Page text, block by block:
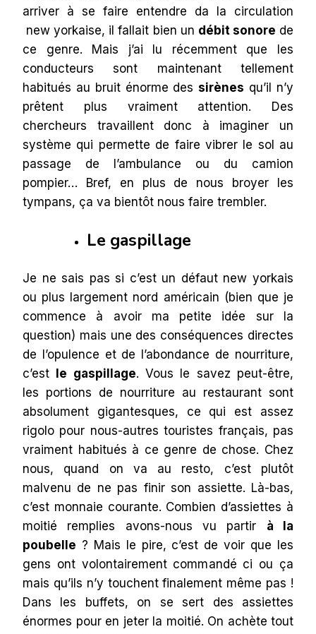
arriver à se faire entendre da la circulation
new yorkaise, il fallait bien un débit sonore de
ce genre. Mais j’ai lu récemment que les
conducteurs sont maintenant tellement
habitués au bruit énorme dessirènes qu’il n’y
prêtent plus vraiment attention. Des
chercheurs travaillent donc à imaginer un
système qui permette de faire vibrer le sol au
passage de l’ambulance ou du camion
pompier… Bref, en plus de nous broyer les
tympans, ça va bientôt nous faire trembler.
Le gaspillage
Je ne sais pas si c’est un défaut new yorkais
ou plus largement nord américain (bien que je
commence à avoir ma petite idée sur la
question) mais une des conséquences directes
de l’opulence et de l’abondance de nourriture,
c’est le gaspillage. Vous le savez peut-être,
les portions de nourriture au restaurant sont
absolument gigantesques, ce qui est assez
rigolo pour nous-autres touristes français, pas
vraiment habitués à ce genre de chose. Chez
nous, quand on va au resto, c’est plutôt
malvenu de ne pas finir son assiette. Là-bas,
c’est monnaie courante. Combien d’assiettes à
moitié remplies avons-nous vu partir à la
poubelle ? Mais le pire, c’est de voir que les
gens ont volontairement commandé ci ou ça
mais qu’ils n’y touchent finalement même pas !
Dans les buffets, on se sert des assiettes
énormes pour en jeter la moitié. On achète tout